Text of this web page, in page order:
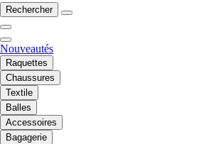
Rechercher
Nouveautés
Raquettes
Chaussures
Textile
Balles
Accessoires
Bagagerie